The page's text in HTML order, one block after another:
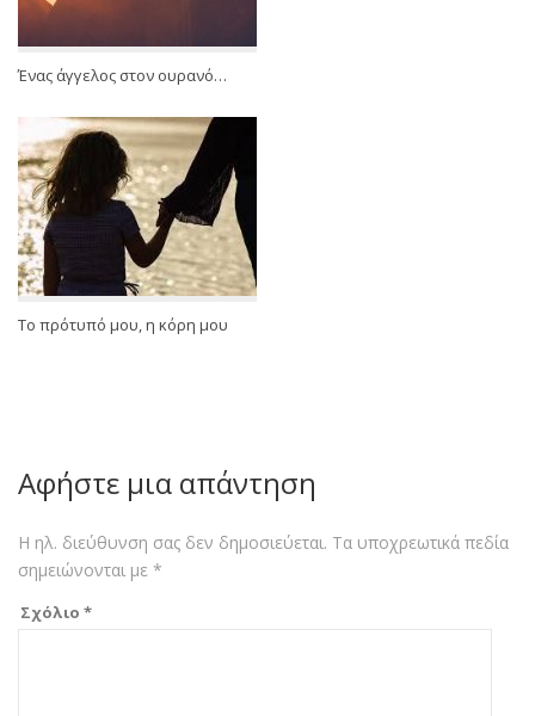
Ένας άγγελος στον ουρανό…
Το πρότυπό μου, η κόρη μου
Αφήστε μια απάντηση
Η ηλ. διεύθυνση σας δεν δημοσιεύεται. Τα υποχρεωτικά πεδία
σημειώνονται με *
Σχόλιο *